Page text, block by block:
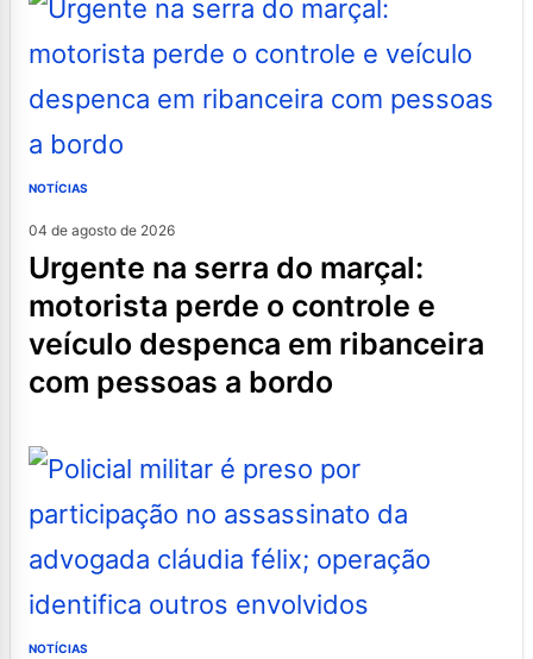
NOTÍCIAS
04 de agosto de 2026
urgente na serra do marçal:
motorista perde o controle e
veículo despenca em ribanceira
com pessoas a bordo
NOTÍCIAS